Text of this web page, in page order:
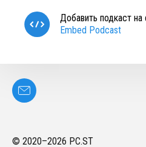
Добавить подкаст на
Embed Podcast
© 2020–2026 PC.ST